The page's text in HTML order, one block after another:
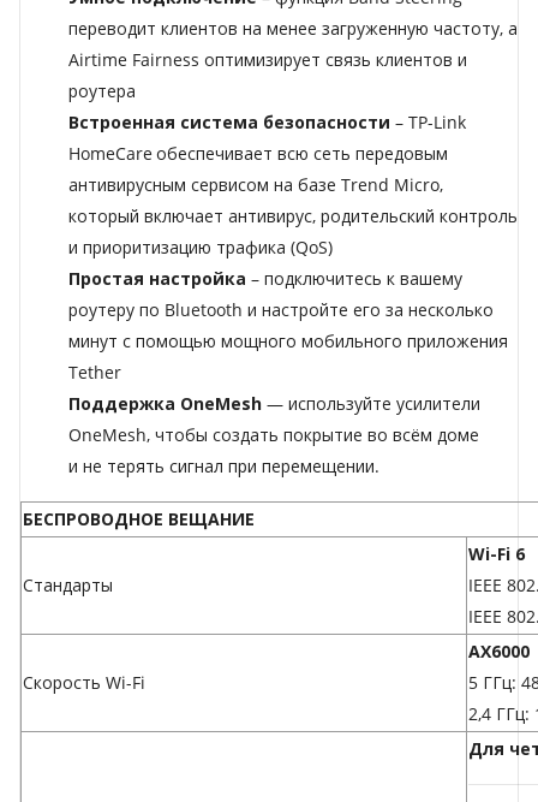
переводит клиентов на менее загруженную частоту, а
Airtime Fairness оптимизирует связь клиентов и
роутера
Встроенная система безопасности – TP-Link
HomeCareобеспечивает всю сеть передовым
антивирусным сервисом на базе Trend Micro,
который включает антивирус, родительский контроль
и приоритизацию трафика (QoS)
Простая настройка – подключитесь к вашему
роутеру по Bluetooth и настройте его за несколько
минут с помощью мощного мобильного приложения
Tether
Поддержка OneMesh — используйте усилители
OneMesh, чтобы создать покрытие во всём доме
и не терять сигнал при перемещении.
БЕСПРОВОДНОЕ ВЕЩАНИЕ
Стандарты
Wi-Fi 6
IEEE
IEEE
Скорость Wi-Fi
AX6000
5 ГГц:
2,4 ГГц:
Для